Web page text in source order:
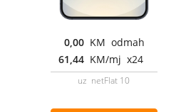
0,00 KM odmah
61,44 KM/mj x24
uz netFlat 10